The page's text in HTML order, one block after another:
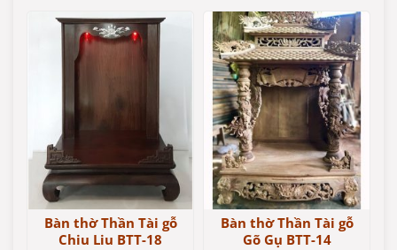
Bàn thờ Thần Tài gỗ
Chiu Liu BTT-18
Bàn thờ Thần Tài gỗ
Gõ Gụ BTT-14